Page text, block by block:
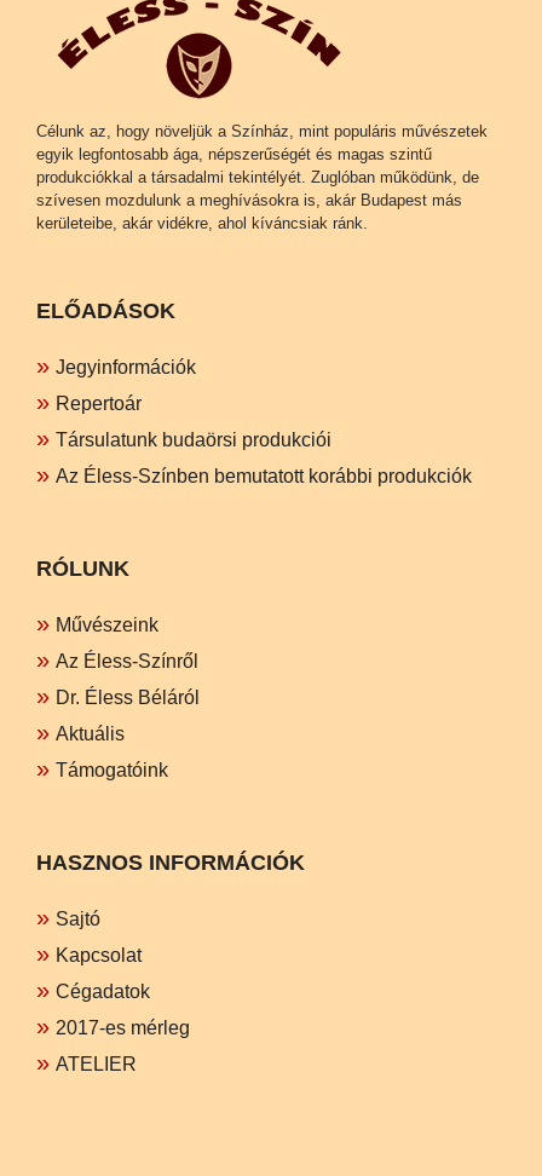
Célunk az, hogy növeljük a Színház, mint populáris művészetek
egyik legfontosabb ága, népszerűségét és magas szintű
produkciókkal a társadalmi tekintélyét. Zuglóban működünk, de
szívesen mozdulunk a meghívásokra is, akár Budapest más
kerületeibe, akár vidékre, ahol kíváncsiak ránk.
ELŐADÁSOK
Jegyinformációk
Repertoár
Társulatunk budaörsi produkciói
Az Éless-Színben bemutatott korábbi produkciók
RÓLUNK
Művészeink
Az Éless-Színről
Dr. Éless Béláról
Aktuális
Támogatóink
HASZNOS INFORMÁCIÓK
Sajtó
Kapcsolat
Cégadatok
2017-es mérleg
ATELIER